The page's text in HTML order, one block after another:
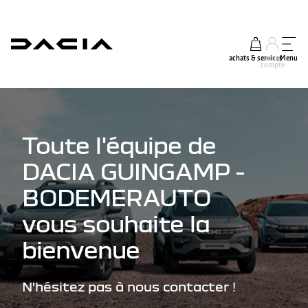
achats & services
mon
compte
Menu
Toute l'équipe de
DACIA GUINGAMP -
BODEMERAUTO
vous souhaite la
bienvenue
N'hésitez pas à nous contacter !